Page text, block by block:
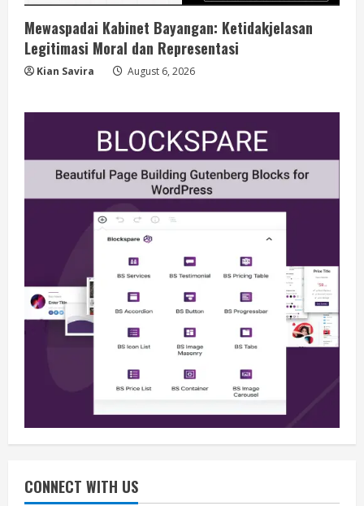
Mewaspadai Kabinet Bayangan: Ketidakjelasan
Legitimasi Moral dan Representasi
Kian Savira August 6, 2026
CONNECT WITH US
Berita
BMP Kecam Aksi KNPB, Serukan
Persatuan Demi Papua yang Kondusif
August 6, 2026
3
Perang Algoritma AI Makin Kompleks,
Digital